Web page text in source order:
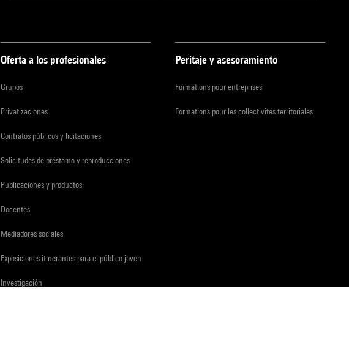
Oferta a los profesionales
Grupos
Privatizaciones
Contratos públicos y licitaciones
Solicitudes de préstamo y reproducciones
Publicaciones y productos
Docentes
Mediadores sociales
Exposiciones itinerantes para el público joven
Investigación
Peritaje y asesoramiento
Formations pour entreprises
Formations pour les collectivités territoriales